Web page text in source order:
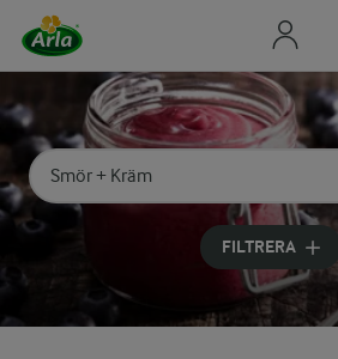
Sök på kategori eller ingrediens
Skriv in sökord för att få förslag
FILTRERA